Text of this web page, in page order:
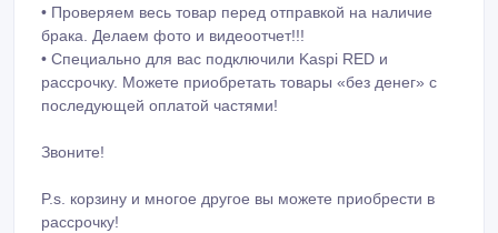
• Проверяем весь товар перед отправкой на наличие
брака. Делаем фото и видеоотчет!!!
• Специально для вас подключили Kaspi RED и
рассрочку. Можете приобретать товары «без денег» с
последующей оплатой частями!
Звоните!
P.s. корзину и многое другое вы можете приобрести в
рассрочку!